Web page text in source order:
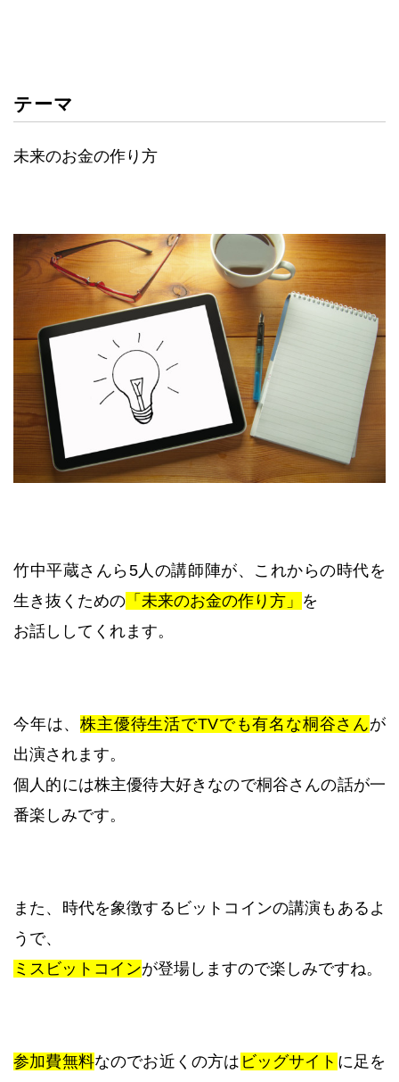
テーマ
未来のお金の作り方
竹中平蔵さんら5人の講師陣が、これからの時代を
生き抜くための 「未来のお金の作り方」 を
お話ししてくれます。
今年は、株主優待生活でTVでも有名な桐谷さんが
出演されます。
個人的には株主優待大好きなので桐谷さんの話が一
番楽しみです。
また、時代を象徴するビットコインの講演もあるよ
うで、
ミスビットコインが登場しますので楽しみですね。
参加費無料なのでお近くの方は ビッグサイト に足を